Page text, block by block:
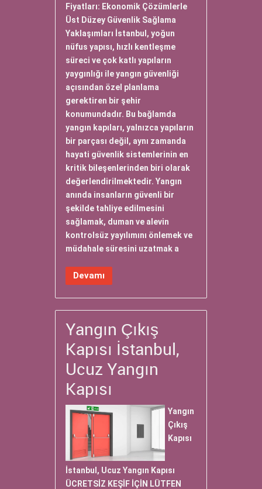
Fiyatları: Ekonomik Çözümlerle
Üst Düzey Güvenlik Sağlama
Yaklaşımları İstanbul, yoğun
nüfus yapısı, hızlı kentleşme
süreci ve çok katlı yapıların
yaygınlığı ile yangın güvenliği
açısından özel planlama
gerektiren bir şehir
konumundadır. Bu bağlamda
yangın kapıları, yalnızca yapıların
bir parçası değil, aynı zamanda
hayati güvenlik sistemlerinin en
kritik bileşenlerinden biri olarak
değerlendirilmektedir. Yangın
anında insanların güvenli bir
şekilde tahliye edilmesini
sağlamak, duman ve alevin
kontrolsüz yayılımını önlemek ve
müdahale süresini uzatmak a
Devamı
Yangın Çıkış
Kapısı İstanbul,
Ucuz Yangın
Kapısı
Yangın
Çıkış
Kapısı
İstanbul, Ucuz Yangın Kapısı
ÜCRETSİZ KEŞİF İÇİN LÜTFEN